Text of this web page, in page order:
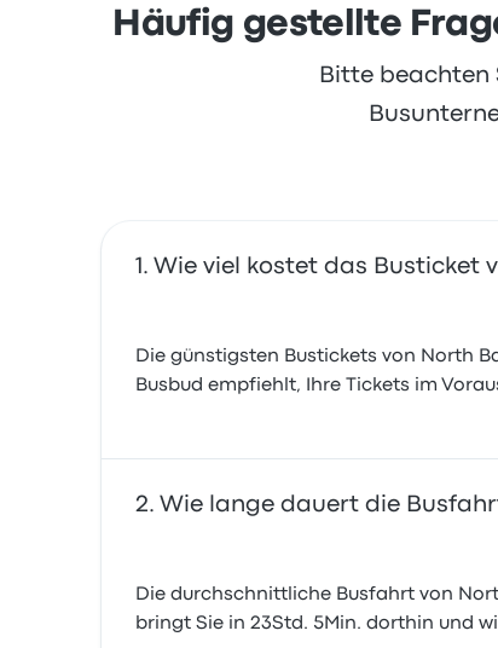
Häufig gestellte
Bitte beachten
Wie viel kostet das Busticket
Die günstigsten Bustickets von North
Busbud empfiehlt, Ihre Tickets im
Wie lange dauert die
Die durchschnittliche Busfahrt von
bringt Sie in 23Std. 5Min. dorthin und